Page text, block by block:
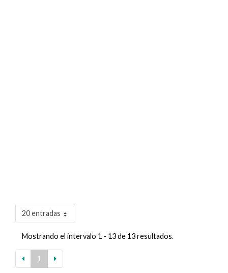
20 entradas
Mostrando el intervalo 1 - 13 de 13 resultados.
1